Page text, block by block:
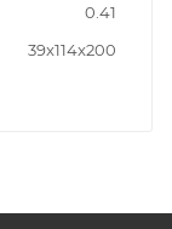
0.41
39x114x200